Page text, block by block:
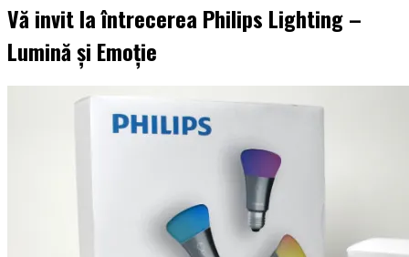
Vă invit la întrecerea Philips Lighting –
Lumină și Emoție